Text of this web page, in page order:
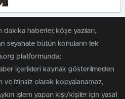
dakika haberler, köşe yazıları,
seyahate bütün konuların tek
platformunda;
içerikleri kaynak gösterilmeden
ve izinsiz olarak kopyalanamaz,
işlem yapan kişi/kişiler için yasal